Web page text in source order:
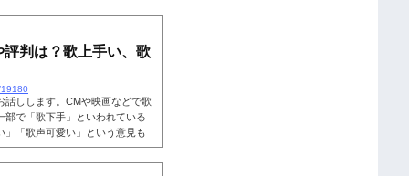
判は？歌上手い、歌
19180
しします。CMや映画などで歌
部で「歌下手」といわれている
」「歌声可愛い」という意見も
評判を、動画を用いて確認しま
純は歌下手？清純派女優として